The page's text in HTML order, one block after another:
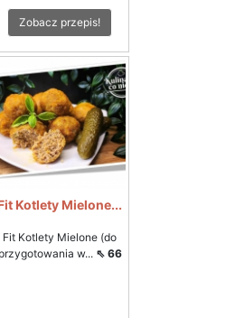
Zobacz przepis!
Kotlety Mielone...
Fit Kotlety Mielone (do
przygotowania w... ⇖ 66